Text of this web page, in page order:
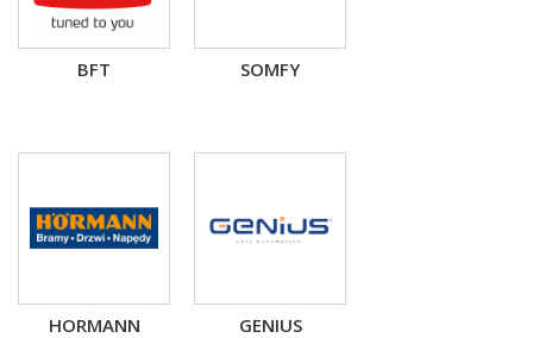
BFT SOMFY
HORMANN GENIUS